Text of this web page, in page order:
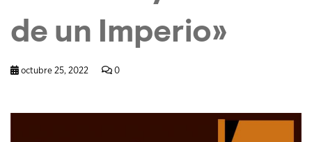
de un Imperio»
octubre 25, 2022 0